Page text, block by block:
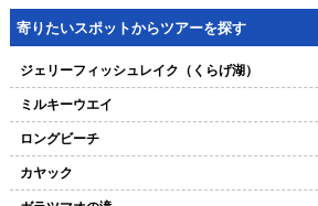
寄りたいスポットからツアーを探す
ジェリーフィッシュレイク（くらげ湖）
ミルキーウエイ
ロングビーチ
カヤック